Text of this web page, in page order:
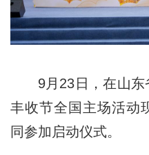
9月23日，在山东
丰收节全国主场活动
同参加启动仪式。